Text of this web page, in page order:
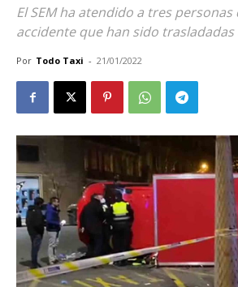
El SEM ha atendido a tres personas
accidente que han sido
Por Todo Taxi - 21/01/2022